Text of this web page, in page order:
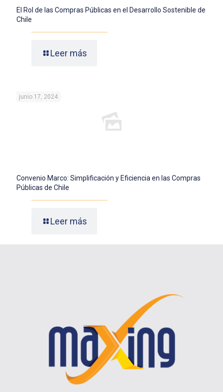
El Rol de las Compras Públicas en el Desarrollo Sostenible de
Chile
Leer más
junio 17, 2024
Convenio Marco: Simplificación y Eficiencia en las Compras
Públicas de Chile
Leer más